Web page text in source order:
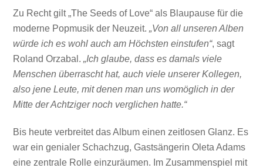
Zu Recht gilt „The Seeds of Love“ als Blaupause für die
moderne Popmusik der Neuzeit.„Von all unseren Alben
würde ich es wohl auch am Höchsten einstufen“, sagt
Roland Orzabal.„Ich glaube, dass es damals viele
Menschen überrascht hat, auch viele unserer Kollegen,
also jene Leute, mit denen man uns womöglich in der
Mitte der Achtziger noch verglichen hatte.“
Bis heute verbreitet das Album einen zeitlosen Glanz. Es
war ein genialer Schachzug, Gastsängerin Oleta Adams
eine zentrale Rolle einzuräumen. Im Zusammenspiel mit